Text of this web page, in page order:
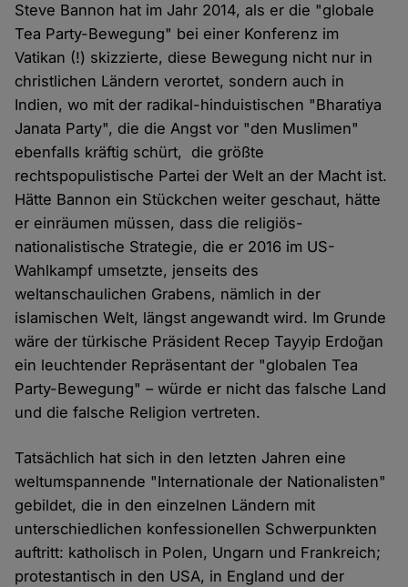
Steve Bannon hat im Jahr 2014, als er die "globale
Tea Party-Bewegung" bei einer Konferenz im
Vatikan (!) skizzierte, diese Bewegung nicht nur in
christlichen Ländern verortet, sondern auch in
Indien, wo mit der radikal-hinduistischen "Bharatiya
Janata Party", die die Angst vor "den Muslimen"
ebenfalls kräftig schürt, die größte
rechtspopulistische Partei der Welt an der Macht ist.
Hätte Bannon ein Stückchen weiter geschaut, hätte
er einräumen müssen, dass die religiös-
nationalistische Strategie, die er 2016 im US-
Wahlkampf umsetzte, jenseits des
weltanschaulichen Grabens, nämlich in der
islamischen Welt, längst angewandt wird. Im Grunde
wäre der türkische Präsident Recep Tayyip Erdoğan
ein leuchtender Repräsentant der "globalen Tea
Party-Bewegung" – würde er nicht das falsche Land
und die falsche Religion vertreten.
Tatsächlich hat sich in den letzten Jahren eine
weltumspannende "Internationale der Nationalisten"
gebildet, die in den einzelnen Ländern mit
unterschiedlichen konfessionellen Schwerpunkten
auftritt: katholisch in Polen, Ungarn und Frankreich;
protestantisch in den USA, in England und der